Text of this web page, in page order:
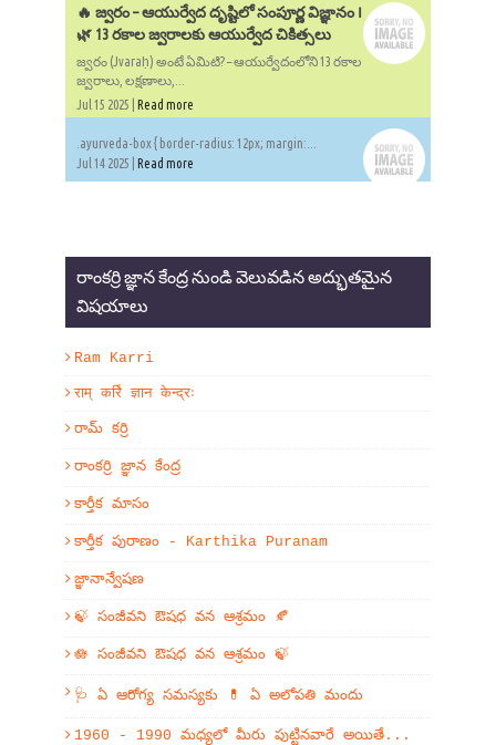
🔥 జ్వరం – ఆయుర్వేద దృష్టిలో సంపూర్ణ విజ్ఞానం ౹
🌿 13 రకాల జ్వరాలకు ఆయుర్వేద చికిత్సలు
జ్వరం (Jvaraḥ) అంటే ఏమిటి? – ఆయుర్వేదంలోని 13 రకాల
జ్వరాలు, లక్షణాలు,...
Jul 15 2025 | Read more
.ayurveda-box { border-radius: 12px; margin:...
Jul 14 2025 | Read more
రాంకర్రి జ్ఞాన కేంద్ర నుండి వెలువడిన అద్భుతమైన
విషయాలు
Ram Karri
राम् कर्रि ज्ञान केन्द्रः
రామ్ కర్రి
రాంకర్రి జ్ఞాన కేంద్ర
కార్తీక మాసం
కార్తీక పురాణం - Karthika Puranam
జ్ఞానాన్వేషణ
🍃 సంజీవని ఔషధ వన ఆశ్రమం 🍂
🪷 సంజీవని ఔషధ వన ఆశ్రమం 🍃
🩺 ఏ ఆరోగ్య సమస్యకు 💊 ఏ అలోపతి మందు
1960 - 1990 మధ్యలో మీరు పుట్టినవారే అయితే...